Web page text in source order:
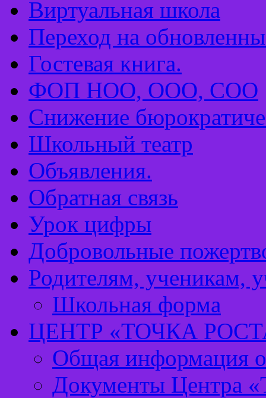
Виртуальная школа
Переход на
Гостевая книга.
ФОП НОО, ООО, СОО
Снижение
Школьный театр
Объявления.
Обратная связь
Урок цифры
Добровольные
Родителям, ученикам,
Школьная форма
ЦЕНТР «ТОЧКА
Общая информация о
Документы Центра